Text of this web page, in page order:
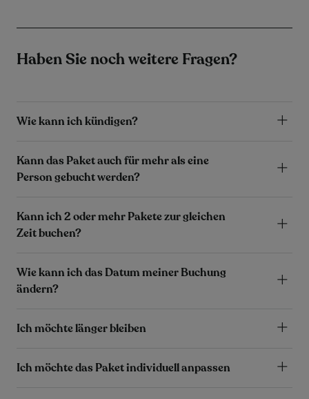
Haben Sie noch weitere Fragen?
Wie kann ich kündigen?
Kann das Paket auch für mehr als eine
Person gebucht werden?
Kann ich 2 oder mehr Pakete zur gleichen
Zeit buchen?
Wie kann ich das Datum meiner Buchung
ändern?
Ich möchte länger bleiben
Ich möchte das Paket individuell anpassen